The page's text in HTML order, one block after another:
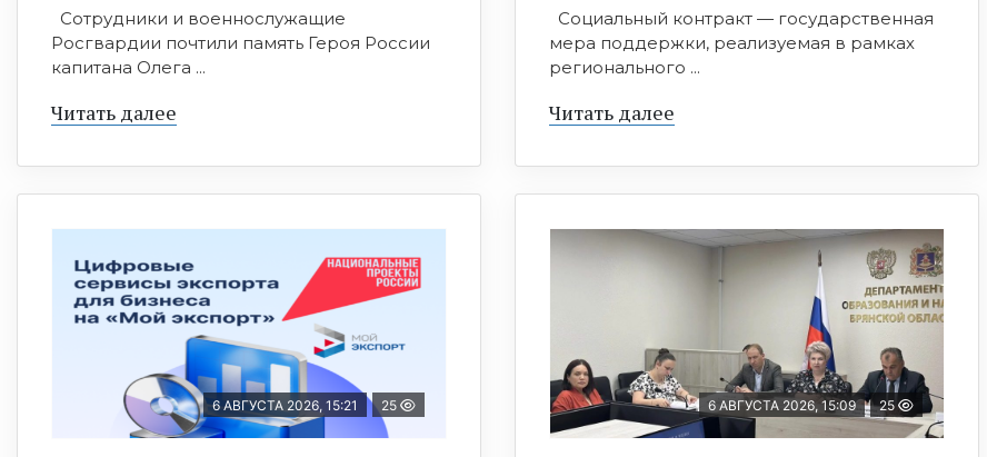
Сотрудники и военнослужащие
Росгвардии почтили память Героя России
капитана Олега ...
Читать далее
Социальный контракт — государственная
мера поддержки, реализуемая в рамках
регионального ...
Читать далее
6 АВГУСТА 2026, 15:21 25 6 АВГУСТА 2026, 15:09 25